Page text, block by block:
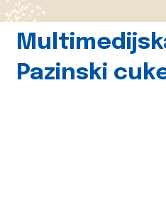
Pazinski